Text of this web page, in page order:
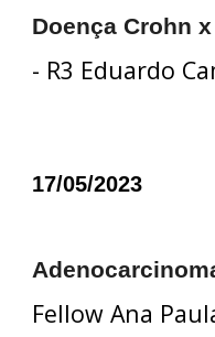
Doença Crohn
- R3 Eduardo
17/05/2023
Fellow Ana